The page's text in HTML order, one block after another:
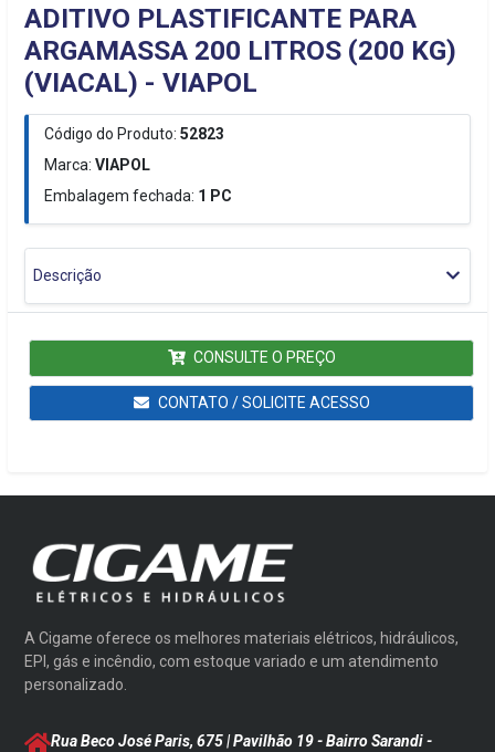
ADITIVO PLASTIFICANTE PARA
ARGAMASSA 200 LITROS (200 KG)
(VIACAL) - VIAPOL
Código do Produto: 52823
Marca:VIAPOL
Embalagem fechada: 1 PC
Descrição
CONSULTE O PREÇO
CONTATO / SOLICITE ACESSO
A Cigame oferece os melhores materiais elétricos, hidráulicos,
EPI, gás e incêndio, com estoque variado e um atendimento
personalizado.
Rua Beco José Paris, 675 | Pavilhão 19 - Bairro Sarandi-